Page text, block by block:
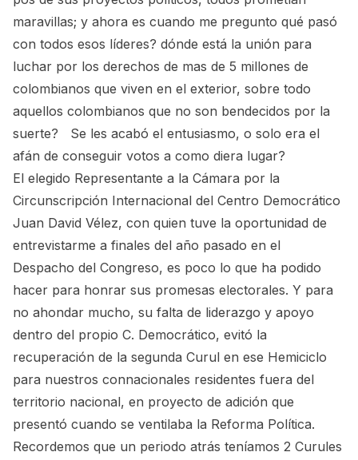
maravillas; y ahora es cuando me pregunto qué pasó
con todos esos líderes? dónde está la unión para
luchar por los derechos de mas de 5 millones de
colombianos que viven en el exterior, sobre todo
aquellos colombianos que no son bendecidos por la
suerte? Se les acabó el entusiasmo, o solo era el
afán de conseguir votos a como diera lugar?
El elegido Representante a la Cámara por la
Circunscripción Internacional del Centro Democrático
Juan David Vélez, con quien tuve la oportunidad de
entrevistarme a finales del año pasado en el
Despacho del Congreso, es poco lo que ha podido
hacer para honrar sus promesas electorales. Y para
no ahondar mucho, su falta de liderazgo y apoyo
dentro del propio C. Democrático, evitó la
recuperación de la segunda Curul en ese Hemiciclo
para nuestros connacionales residentes fuera del
territorio nacional, en proyecto de adición que
presentó cuando se ventilaba la Reforma Política.
Recordemos que un periodo atrás teníamos 2 Curules